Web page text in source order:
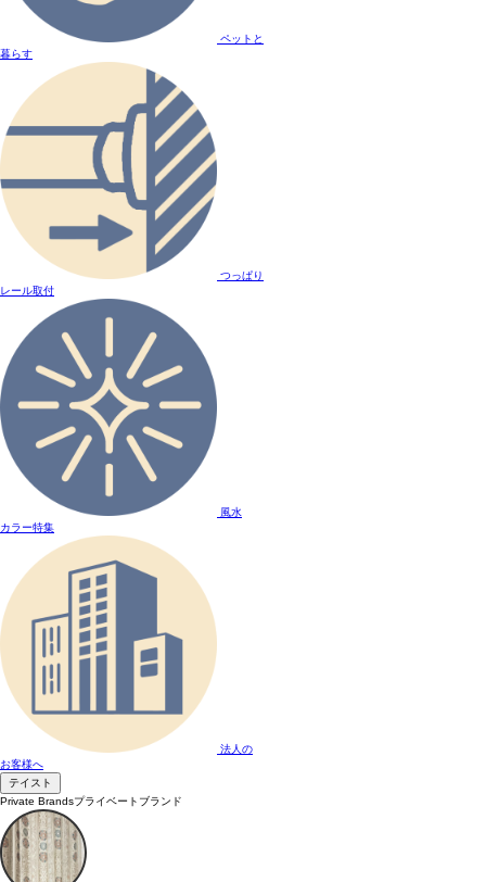
ペットと
暮らす
つっぱり
レール取付
風水
カラー特集
法人の
お客様へ
テイスト
Private Brandsプライベートブランド